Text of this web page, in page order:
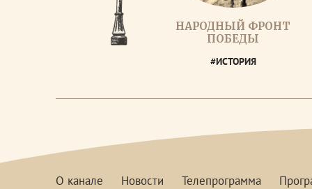
НАРОДНЫЙ ФРОНТ
ПОБЕДЫ
#ИСТОРИЯ
О канале Новости Телепрограмма